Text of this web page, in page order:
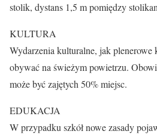
stolik, dystans 1,5 m pomiędzy
KULTURA
Wydarzenia kulturalne, jak plenerowe
obywać na świeżym powietrzu.
może być zajętych 50% miejsc.
EDUKACJA
W przypadku szkół nowe zasady